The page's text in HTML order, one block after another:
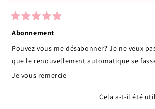
5
sur
5
étoiles
Abonnement
Pouvez vous me désabonner? Je ne veux
que le renouvellement automatique se
Je vous remercie
Cela a-t-il été